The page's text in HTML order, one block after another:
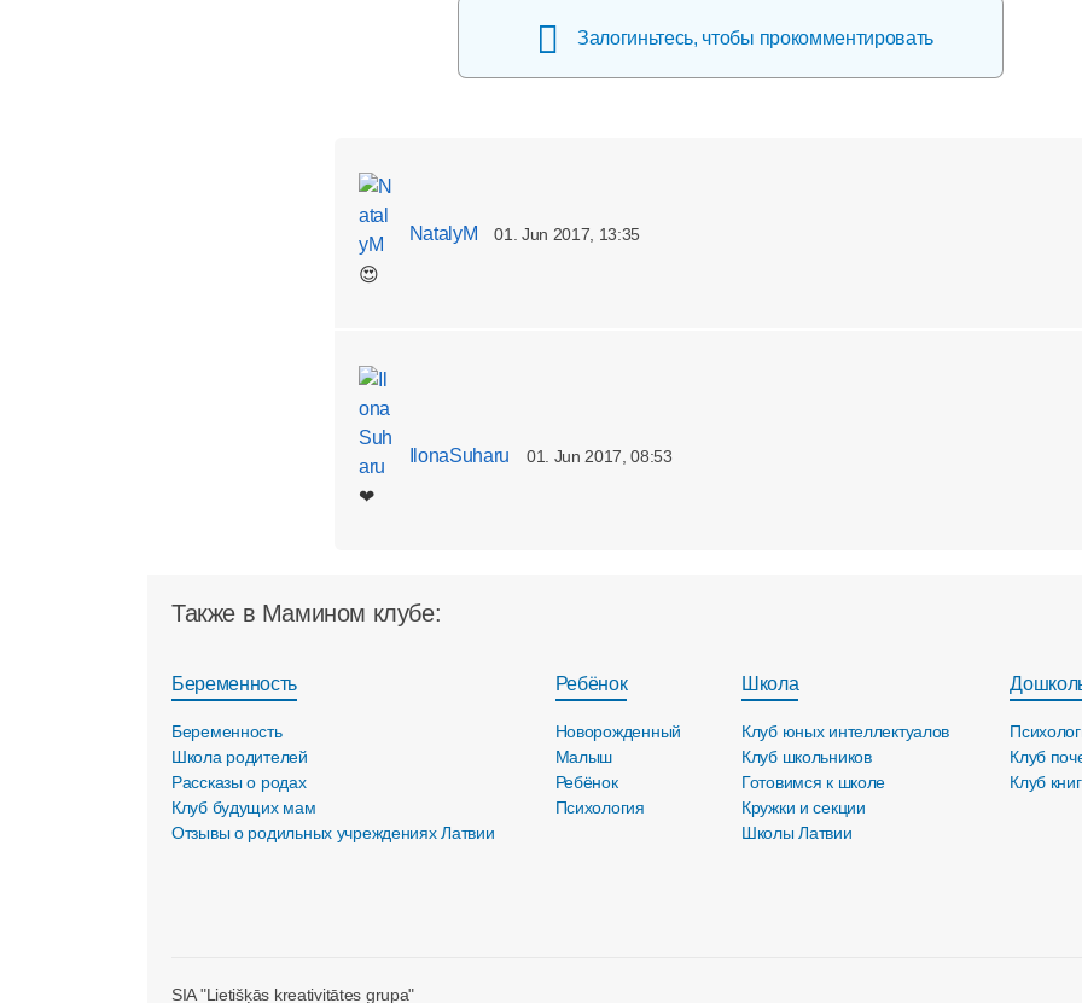
Залогиньтесь, чтобы прокомментировать
NatalyM 01. Jun 2017, 13:35
😍
IlonaSuharu 01. Jun 2017, 08:53
❤
Также в Мамином клубе:
Беременность
Беременность
Школа родителей
Рассказы о родах
Клуб будущих мам
Отзывы о родильных учреждениях Латвии
Ребёнок
Новорожденный
Малыш
Ребёнок
Психология
Школа
Клуб юных интеллектуалов
Клуб школьников
Готовимся к школе
Кружки и секции
Школы Латвии
Клуб
Клуб
SIA "Lietišķās kreativitātes grupa"